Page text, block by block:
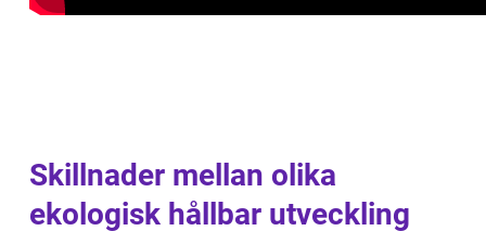
Skillnader mellan olika
ekologisk hållbar utveckling